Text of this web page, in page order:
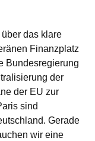
das klare
Finanzplatz
Bundesregierung
der
der EU zur
sind
Gerade
wir eine